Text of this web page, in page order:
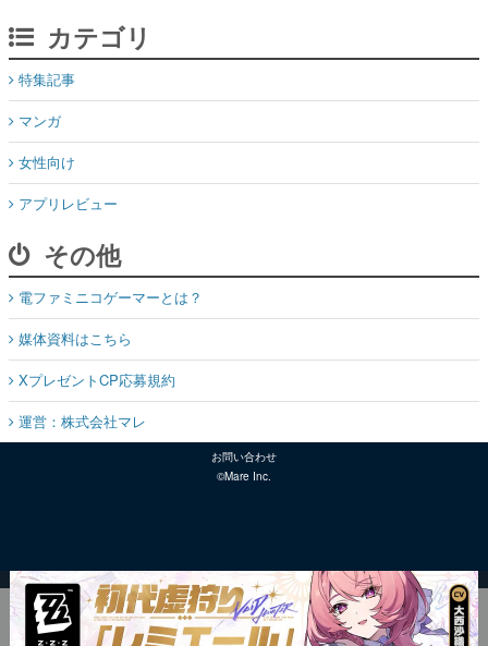
カテゴリ
特集記事
マンガ
女性向け
アプリレビュー
その他
電ファミニコゲーマーとは？
媒体資料はこちら
XプレゼントCP応募規約
運営：株式会社マレ
お問い合わせ
©Mare Inc.